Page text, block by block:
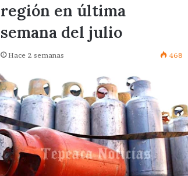
región en última
semana del julio
Hace 2 semanas 468